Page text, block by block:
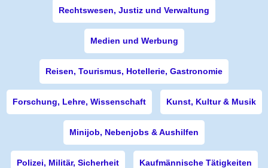
Rechtswesen, Justiz und Verwaltung
Medien und Werbung
Reisen, Tourismus, Hotellerie, Gastronomie
Forschung, Lehre, Wissenschaft Kunst, Kultur & Musik
Minijob, Nebenjobs & Aushilfen
Polizei, Militär, Sicherheit Kaufmännische Tätigkeiten